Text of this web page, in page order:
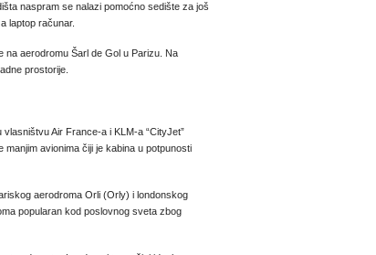
naspram se nalazi pomoćno sedište za još
laptop računar.
na aerodromu Šarl de Gol u Parizu. Na
prostorije.
Air France-a i KLM-a “CityJet”
manjim avionima čiji je kabina u potpunosti
aerodroma Orli (Orly) i londonskog
popularan kod poslovnog sveta zbog